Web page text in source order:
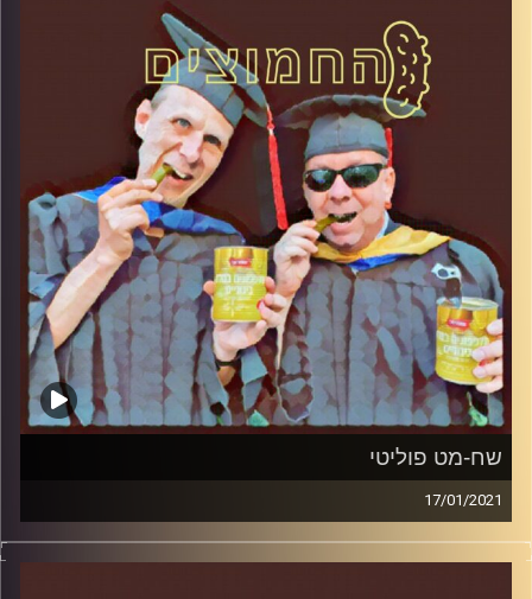
עם פרופסור בועז בן-דוד ופרופסור גלעד
הירשברגר
והפעם: שמלאנים נגד שלום
קרדיט תמונות:AudioVersity
שח-מט פוליטי
17/01/2021
החמוצים – בפעם הרביעית